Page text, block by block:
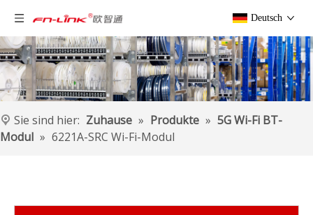
Deutsch
Sie sind hier: Zuhause » Produkte » 5G Wi-Fi BT-
Modul » 6221A-SRC Wi-Fi-Modul